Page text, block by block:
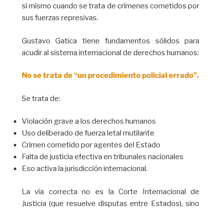
sí mismo cuando se trata de crímenes cometidos por
sus fuerzas represivas.
Gustavo Gatica tiene fundamentos sólidos para
acudir al sistema internacional de derechos humanos:
No se trata de “un procedimiento policial errado”.
Se trata de:
Violación grave a los derechos humanos
Uso deliberado de fuerza letal mutilante
Crimen cometido por agentes del Estado
Falta de justicia efectiva en tribunales nacionales
Eso activa la jurisdicción internacional.
La vía correcta no es la Corte Internacional de
Justicia (que resuelve disputas entre Estados), sino